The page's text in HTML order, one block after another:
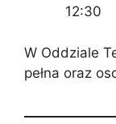
12:30
W Oddziale
pełna oraz